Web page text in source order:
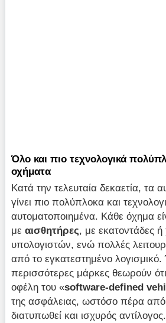
Όλο και πιο τεχνολογικά
οχήματα
Κατά την τελευταία δεκαετία, τα
γίνει πιο πολύπλοκα και
αυτοματοποιημένα. Κάθε όχημα
μεαισθητήρες, με εκατοντάδες ή
υπολογιστών, ενώ πολλές
από το εγκατεστημένο λογισμικό.
περισσότερες μάρκες θεωρούν
οφέλη του «software-defined
της ασφάλειας, ωστόσο πέρα από
διατυπωθεί και ισχυρός αντίλογος.